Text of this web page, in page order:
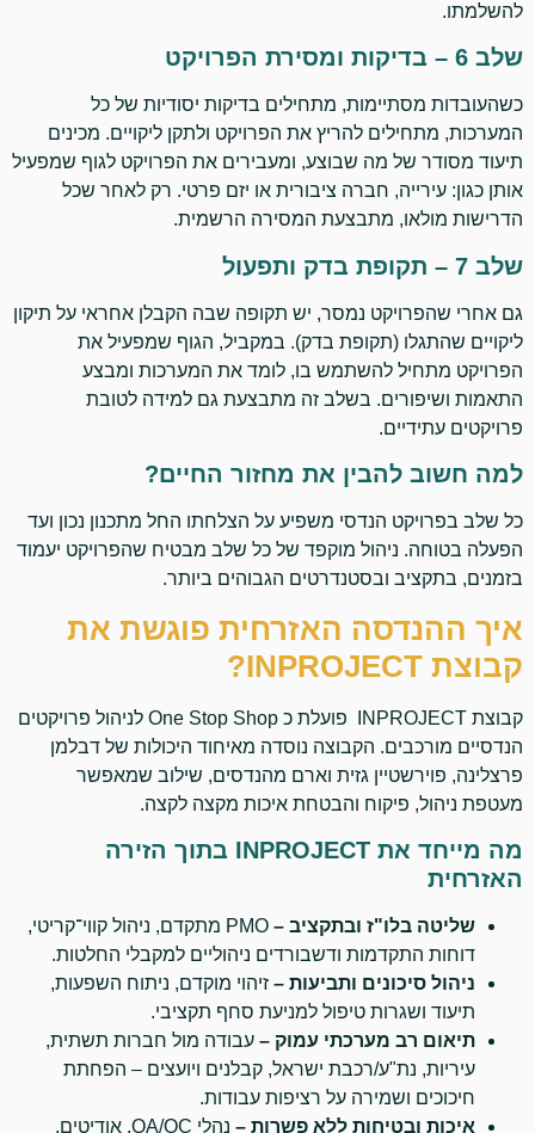
להשלמתו.
שלב 6 – בדיקות ומסירת הפרויקט
כשהעובדות מסתיימות, מתחילים בדיקות יסודיות של כל
המערכות, מתחילים להריץ את הפרויקט ולתקן ליקויים. מכינים
תיעוד מסודר של מה שבוצע, ומעבירים את הפרויקט לגוף שמפעיל
אותן כגון: עירייה, חברה ציבורית או יזם פרטי. רק לאחר שכל
הדרישות מולאו, מתבצעת המסירה הרשמית.
שלב 7 – תקופת בדק ותפעול
גם אחרי שהפרויקט נמסר, יש תקופה שבה הקבלן אחראי על תיקון
ליקויים שהתגלו (תקופת בדק). במקביל, הגוף שמפעיל את
הפרויקט מתחיל להשתמש בו, לומד את המערכות ומבצע
התאמות ושיפורים. בשלב זה מתבצעת גם למידה לטובת
פרויקטים עתידיים.
למה חשוב להבין את מחזור החיים?
כל שלב בפרויקט הנדסי משפיע על הצלחתו החל מתכנון נכון ועד
הפעלה בטוחה. ניהול מוקפד של כל שלב מבטיח שהפרויקט יעמוד
בזמנים, בתקציב ובסטנדרטים הגבוהים ביותר.
איך ההנדסה האזרחית פוגשת את
קבוצת INPROJECT?
קבוצת INPROJECT פועלת כ One Stop Shop לניהול פרויקטים
הנדסיים מורכבים. הקבוצה נוסדה מאיחוד היכולות של דבלמן
פרצלינה, פוירשטיין גזית וארם מהנדסים, שילוב שמאפשר
מעטפת ניהול, פיקוח והבטחת איכות מקצה לקצה.
מה מייחד את INPROJECT בתוך הזירה
האזרחית
שליטה בלו"ז ובתקציב –
PMO מתקדם, ניהול קווי־קריטי,
דוחות התקדמות ודשבורדים ניהוליים למקבלי החלטות.
ניהול סיכונים ותביעות – זיהוי מוקדם, ניתוח השפעות,
תיעוד ושגרות טיפול למניעת סחף תקציבי.
תיאום רב מערכתי עמוק – עבודה מול חברות תשתית,
עיריות, נת"ע/רכבת ישראל, קבלנים ויועצים – הפחתת
חיכוכים ושמירה על רציפות עבודות.
איכות ובטיחות ללא פשרות – נהלי QA/QC, אודיטים,